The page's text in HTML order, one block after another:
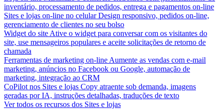
inventário, processamento de pedidos, entrega e pagamentos on-line
Sites e lojas on-line no celular Design responsivo, pedidos on-line,
gerenciamento de clientes no seu bolso
Widget do site Ative o widget para conversar com os visitantes do
site, use mensageiros populares e aceite solicitações de retorno de
chamada
Ferramentas de marketing on-line Aumente as vendas com e-mail
marketing, anúncios no Facebook ou Google, automação de
marketing, integração ao CRM
CoPilot nos Sites e lojas Copy atraente sob demanda, imagens
geradas por IA, instruções detalhadas, traduções de texto
Ver todos os recursos dos Sites e lojas